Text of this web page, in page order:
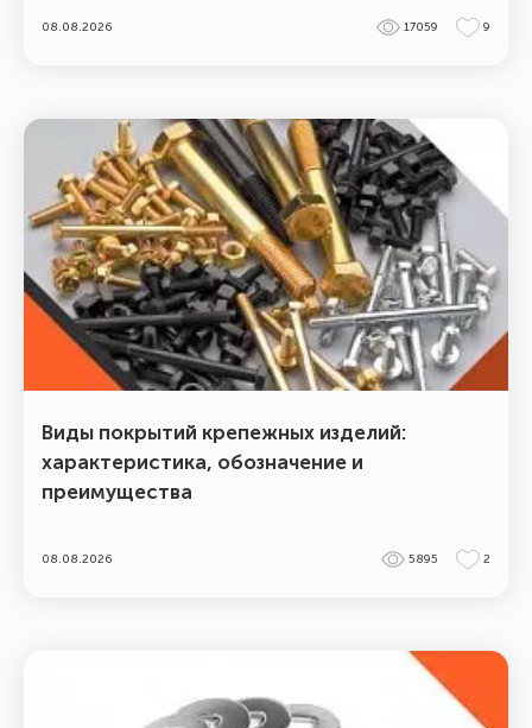
08.08.2026 17059 9
Виды покрытий крепежных изделий:
характеристика, обозначение и
преимущества
08.08.2026 5895 2